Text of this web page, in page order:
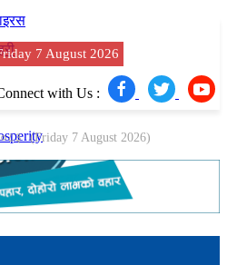
with Us :
(Friday 7 August 2026)
7 August 2026